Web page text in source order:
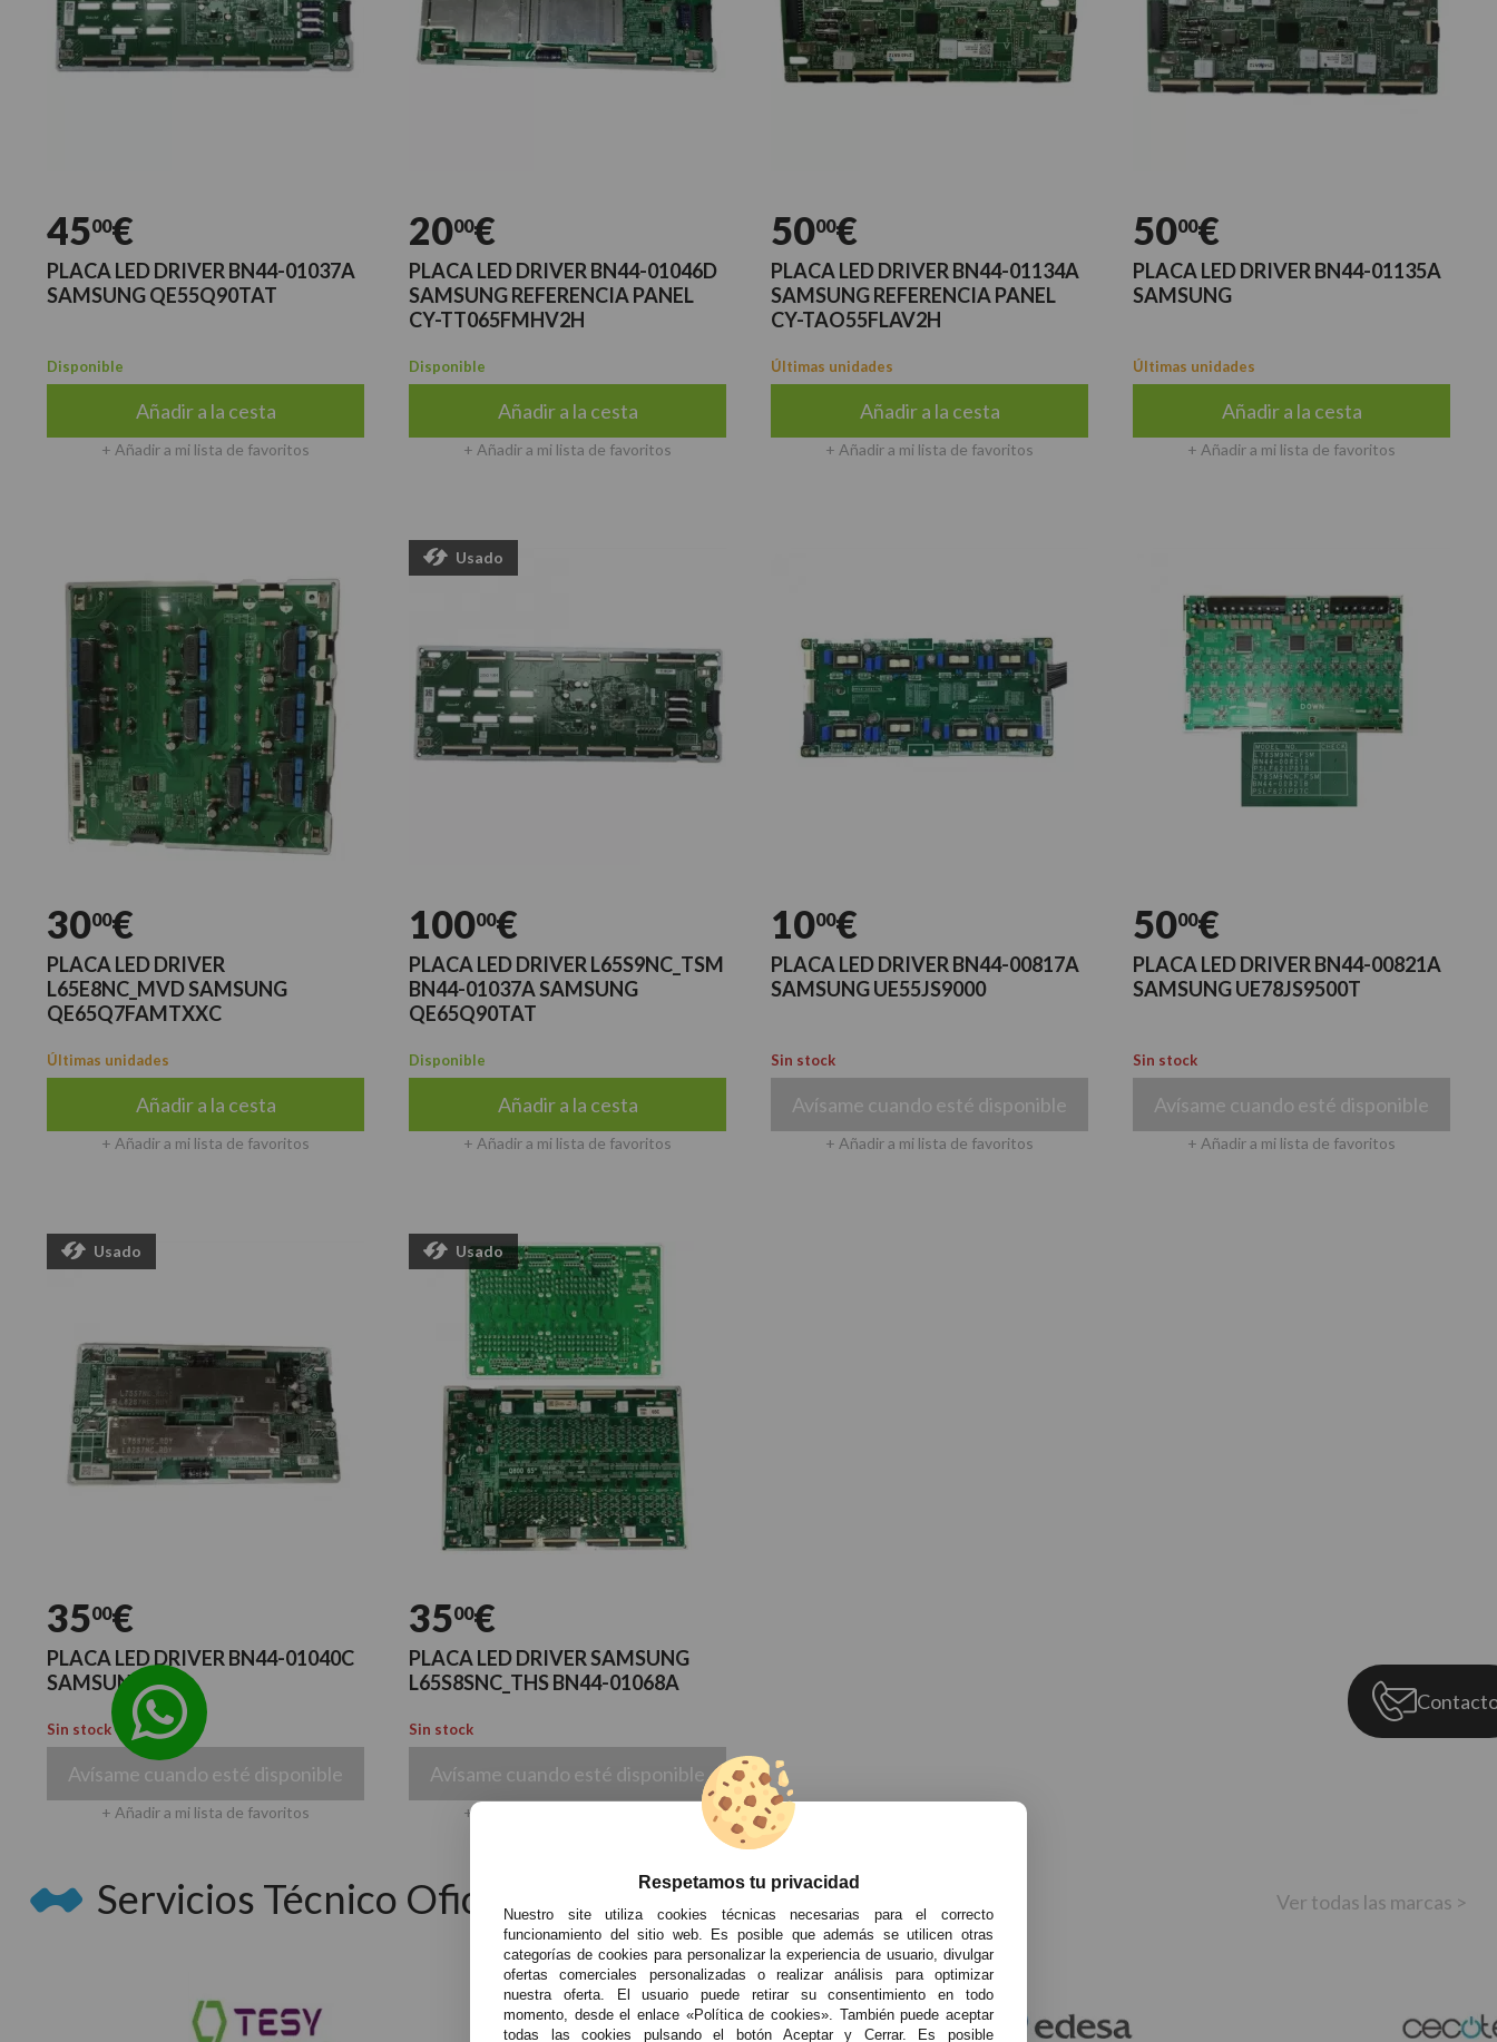
4500€
PLACA LED DRIVER BN44-01037A
SAMSUNG QE55Q90TAT
Disponible
Añadir a la cesta
+ Añadir a mi lista de favoritos
2000€
PLACA LED DRIVER BN44-01046D
SAMSUNG REFERENCIA PANEL
CY-TT065FMHV2H
Disponible
Añadir a la cesta
+ Añadir a mi lista de favoritos
5000€
PLACA LED DRIVER BN44-01134A
SAMSUNG REFERENCIA PANEL
CY-TAO55FLAV2H
Últimas unidades
Añadir a la cesta
+ Añadir a mi lista de favoritos
5000€
PLACA LED DRIVER BN44-01135A
SAMSUNG
Últimas unidades
Añadir a la cesta
+ Añadir a mi lista de favoritos
3000€
PLACA LED DRIVER
L65E8NC_MVD SAMSUNG
QE65Q7FAMTXXC
Últimas unidades
Añadir a la cesta
+ Añadir a mi lista de favoritos
Usado
10000€
PLACA LED DRIVER L65S9NC_TSM
BN44-01037A SAMSUNG
QE65Q90TAT
Disponible
Añadir a la cesta
+ Añadir a mi lista de favoritos
1000€
PLACA LED DRIVER BN44-00817A
SAMSUNG UE55JS9000
Sin stock
Avísame cuando esté disponible
+ Añadir a mi lista de favoritos
5000€
PLACA LED DRIVER BN44-00821A
SAMSUNG UE78JS9500T
Sin stock
Avísame cuando esté disponible
+ Añadir a mi lista de favoritos
Usado
3500€
PLACA LED DRIVER BN44-01040C
SAMSUNG
Sin stock
Avísame cuando esté disponible
+ Añadir a mi lista de favoritos
Usado
3500€
PLACA LED DRIVER SAMSUNG
L65S8SNC_THS BN44-01068A
Sin stock
Avísame cuando esté disponible
+ Añadir a mi lista de favoritos
Servicios Técnico Oficial: Ver todas las marcas >
Respetamos tu privacidad
Nuestro site utiliza cookies técnicas necesarias para el correcto
funcionamiento del sitio web. Es posible que además se utilicen otras
categorías de cookies para personalizar la experiencia de usuario, divulgar
ofertas comerciales personalizadas o realizar análisis para optimizar
nuestra oferta. El usuario puede retirar su consentimiento en todo
momento, desde el enlace «Política de cookies». También puede aceptar
todas las cookies pulsando el botón Aceptar y Cerrar. Es posible